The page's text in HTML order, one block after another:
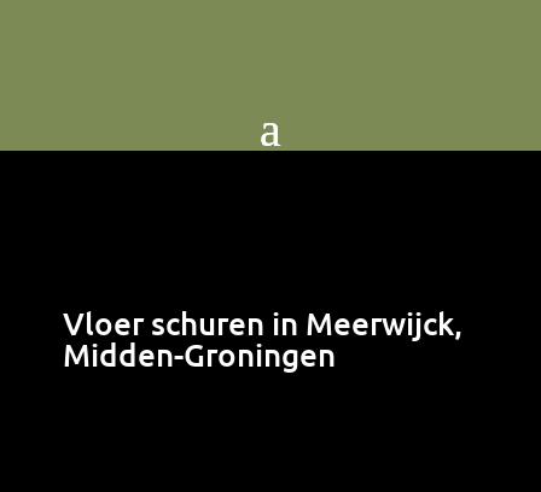
Vloer schuren in Meerwijck,
Midden-Groningen